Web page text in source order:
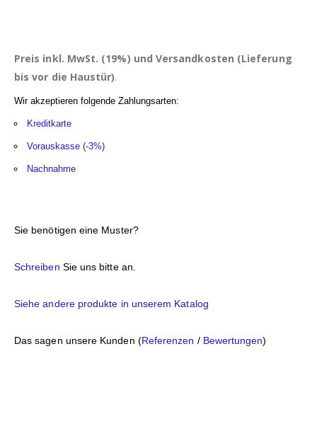
Preis inkl. MwSt. (19%) und Versandkosten (Lieferung
bis vor die Haustür).
Wir akzeptieren folgende Zahlungsarten:
Kreditkarte
Vorauskasse (-3%)
Nachnahme
Sie benötigen eine Muster?
Schreiben Sie uns bitte an.
Siehe andere produkte in unserem Katalog
Das sagen unsere Kunden (Referenzen / Bewertungen)